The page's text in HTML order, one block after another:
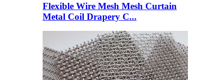
Flexible Wire Mesh Mesh Curtain
Metal Coil Drapery C...